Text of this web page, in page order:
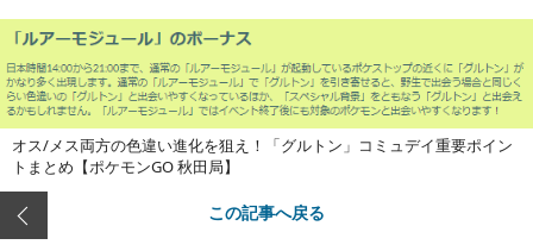
オス/メス両方の色違い進化を狙え！「グルトン」コミュデイ重要ポイン
トまとめ【ポケモンGO 秋田局】
この記事へ戻る